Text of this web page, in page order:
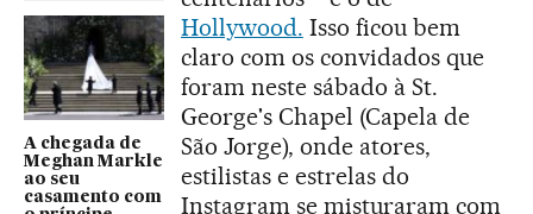
A chegada de
Meghan Markle
ao seu
casamento com
Hollywood. Isso ficou bem
claro com os convidados que
foram neste sábado à St.
George's Chapel (Capela de
São Jorge), onde atores,
estilistas e estrelas do
Instagram se misturaram com